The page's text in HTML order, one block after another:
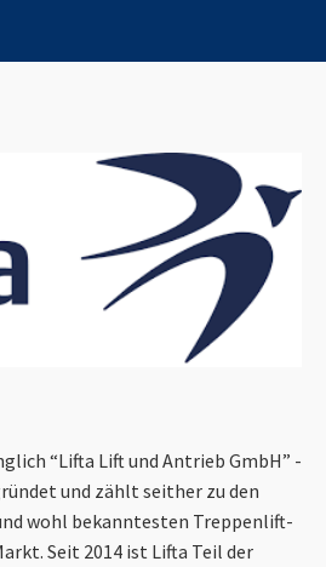
“Lifta Lift und Antrieb GmbH” -
und zählt seither zu den
wohl bekanntesten Treppenlift-
Seit 2014 ist Lifta Teil der